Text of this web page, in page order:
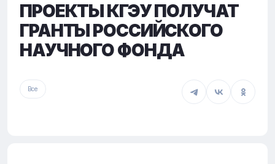
ПРОЕКТЫ КГЭУ ПОЛУЧАТ
ГРАНТЫ РОССИЙСКОГО
НАУЧНОГО ФОНДА
Все